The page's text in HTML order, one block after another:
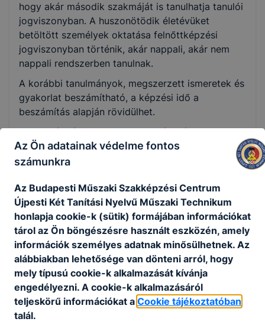
hogy akár második szakmáját is tanulhatja tanulói
jogviszonyban. A huszonötödik életévüket
betöltött személyek oktatása felnőttképzési
jogviszonyban történik, akár nappali, akár nem
nappali rendszerben tanulnak.
A korábbi tanulmányok, megszerzett ismeretek és
gyakorlat beszámítható, a képzési idő a
beszámítás alapján rövidülhet.
A szakképzés feladata, hogy széles ágazati-
szakmai alaptudást és a foglalkoztatók által
elvárt kompetenciákat adjon.
Az élethosszig tartó tanulás jegyében lehetőség
van arra, hogy munka és család mellett is
átképezzék vagy továbbképezzék magukat az
emberek. A szakképző intézménynek lehetősége
van arra, hogy a képzésre jelentkezők előzetes
tudását felmérje, korábban szerzett
munkatapasztalatait figyelembe vegye. Ez által
lényegesen hatékonyabb, differenciáltabb lehet a
képzés, és a képzési idő is jelentősen lerövidülhet.
Az Ön adatainak védelme fontos
számunkra
Az Budapesti Műszaki Szakképzési Centrum
Újpesti Két Tanítási Nyelvű Műszaki Technikum
honlapja cookie-k (sütik) formájában információkat
tárol az Ön böngészésre használt eszközén, amely
információk személyes adatnak minősülhetnek. Az
alábbiakban lehetősége van dönteni arról, hogy
mely típusú cookie-k alkalmazását kívánja
engedélyezni. A cookie-k alkalmazásáról
teljeskörű információkat a Cookie tájékoztatóban
talál.